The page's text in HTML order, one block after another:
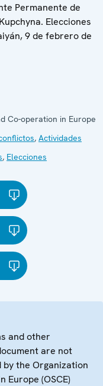
Permanente de
Elecciones
9 de febrero de
Co-operation in Europe
, Actividades
, Elecciones
and other
are not
by the Organization
Europe (OSCE)